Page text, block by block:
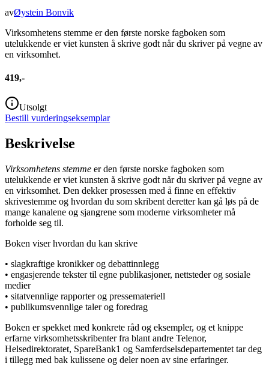
avØystein Bonvik
Virksomhetens stemme er den første norske fagboken som
utelukkende er viet kunsten å skrive godt når du skriver på vegne av
en virksomhet.
419,-
Utsolgt
Bestill vurderingseksemplar
Beskrivelse
Virksomhetens stemme er den første norske fagboken som
utelukkende er viet kunsten å skrive godt når du skriver på vegne av
en virksomhet. Den dekker prosessen med å finne en effektiv
skrivestemme og hvordan du som skribent deretter kan gå løs på de
mange kanalene og sjangrene som moderne virksomheter må
forholde seg til.
Boken viser hvordan du kan skrive
• slagkraftige kronikker og debattinnlegg
• engasjerende tekster til egne publikasjoner, nettsteder og sosiale
medier
• sitatvennlige rapporter og pressemateriell
• publikumsvennlige taler og foredrag
Boken er spekket med konkrete råd og eksempler, og et knippe
erfarne virksomhetsskribenter fra blant andre Telenor,
Helsedirektoratet, SpareBank1 og Samferdselsdepartementet tar deg
i tillegg med bak kulissene og deler noen av sine erfaringer.